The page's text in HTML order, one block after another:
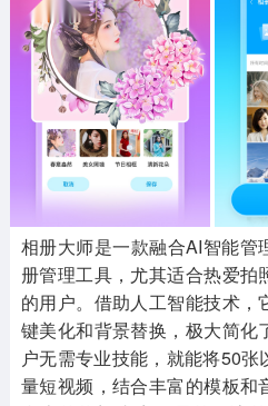
其他
981款应用
末日
1404款
游戏攻略
63款应用
软件
8款应
相册大师是一款融合AI智能管
册管理工具，尤其适合热爱拍
的用户。借助人工智能技术，
键美化和背景替换，极大简化
户无需专业技能，就能将50
量短视频，结合丰富的模板和